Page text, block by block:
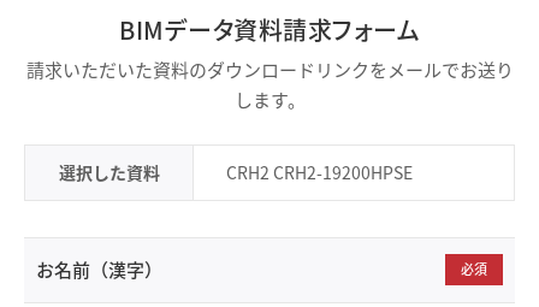
BIMデータ資料請求フォーム
請求いただいた資料のダウンロードリンクをメールでお送り
します。
選択した資料 CRH2 CRH2-19200HPSE
お名前（漢字） 必須